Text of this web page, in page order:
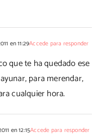
en 11:29Accede para responder
que te ha quedado ese
para merendar,
cualquier hora.
en 12:15Accede para responder